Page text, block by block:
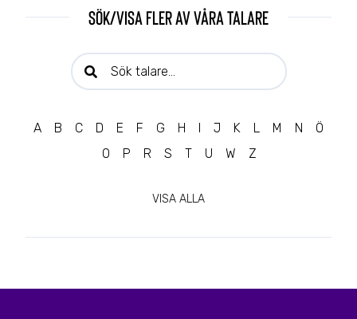
Sök/visa fler av våra talare
Sök talare:
A B C D E F G H I J K L M N
Ö
O
P R S T U W Z
VISA ALLA